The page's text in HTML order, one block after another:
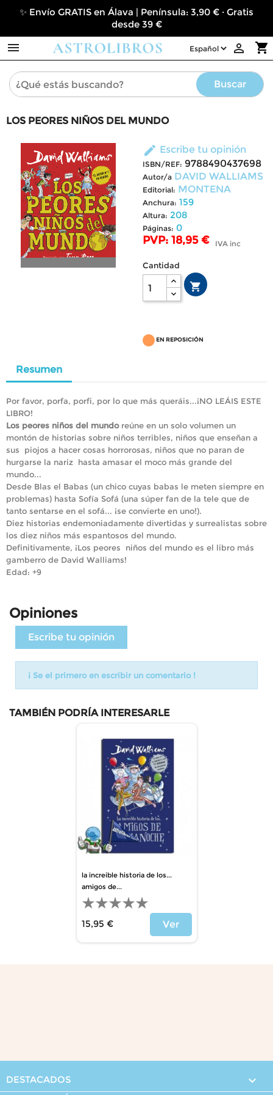
✨ Envío GRATIS en Álava | Península: 3,90 € · Gratis
desde 39 €
 shopping_cart

Buscar
LOS PEORES NIÑOS DEL MUNDO
edit Escribe tu opinión
ISBN/REF: 9788490437698
Autor/a DAVID WALLIAMS
Editorial: MONTENA
Anchura: 159
Altura: 208
Páginas: 0
PVP: 18,95 € IVA inc
Cantidad

EN REPOSICIÓN
Resumen
Por favor, porfa, porfi, por lo que más queráis...¡NO LEÁIS ESTE
LIBRO!
Los peores niños del mundoreúne en un solo volumen un
montón de historias sobre niños terribles, niños que enseñan a
sus piojos a hacer cosas horrorosas, niños que no paran de
hurgarse la nariz hasta amasar el moco más grande del
mundo...
Desde Blas el Babas (un chico cuyas babas le meten siempre en
problemas) hasta Sofía Sofá (una súper fan de la tele que de
tanto sentarse en el sofá... ¡se convierte en uno!).
Diez historias endemoniadamente divertidas y surrealistas sobre
los diez niños más espantosos del mundo.
Definitivamente, ¡Los peores niños del mundo es el libro más
gamberro de David Walliams!
Edad: +9
Opiniones
Escribe tu opinión
¡ Se el primero en escribir un comentario !
TAMBIÉN PODRÍA INTERESARLE
la increible historia de los...
amigos de...
15,95 €
Ver
DESTACADOS 